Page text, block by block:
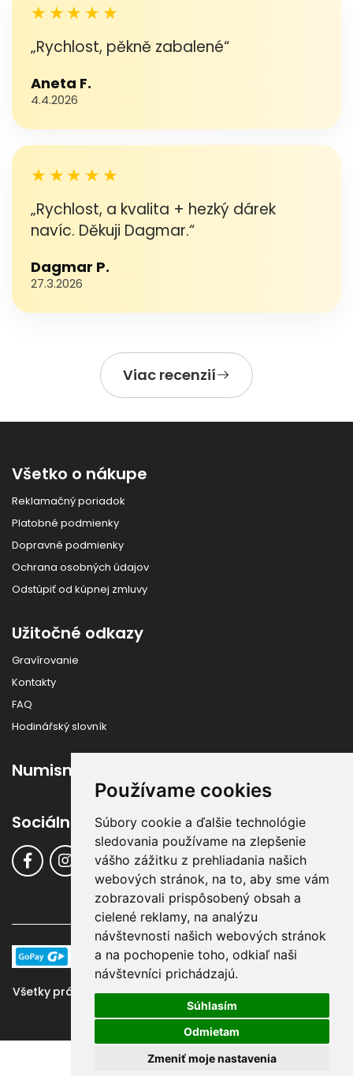
Používame cookies
Súbory cookie a ďalšie technológie
sledovania používame na zlepšenie
vášho zážitku z prehliadania našich
webových stránok, na to, aby sme vám
zobrazovali prispôsobený obsah a
cielené reklamy, na analýzu
návštevnosti našich webových stránok
a na pochopenie toho, odkiaľ naši
návštevníci prichádzajú.
Súhlasím
Odmietam
Zmeniť moje nastavenia
★★★★★
„Rychlost, pěkně zabalené“
Aneta F.
4.4.2026
★★★★★
„Rychlost, a kvalita + hezký dárek
navíc. Děkuji Dagmar.“
Dagmar P.
27.3.2026
Viac recenzií
Všetko o nákupe
Reklamačný poriadok
Platobné podmienky
Dopravné podmienky
Ochrana osobných údajov
Odstúpiť od kúpnej zmluvy
Užitočné odkazy
Gravírovanie
Kontakty
FAQ
Hodinářský slovník
Numismatika
Sociálne siete
Všetky práva vyhradené ©Klenoty-Buran.sk, 2016 - 2024 |
GraphicSite.cz